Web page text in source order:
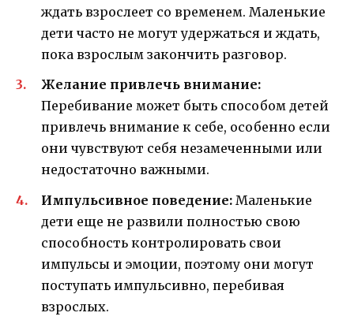
ждать взрослеет со временем. Маленькие
дети часто не могут удержаться и ждать,
пока взрослым закончить разговор.
Желание привлечь внимание:
Перебивание может быть способом детей
привлечь внимание к себе, особенно если
они чувствуют себя незамеченными или
недостаточно важными.
Импульсивное поведение: Маленькие
дети еще не развили полностью свою
способность контролировать свои
импульсы и эмоции, поэтому они могут
поступать импульсивно, перебивая
взрослых.